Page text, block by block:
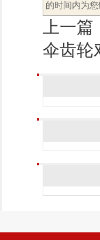
的时间内为
上一篇
伞齿轮